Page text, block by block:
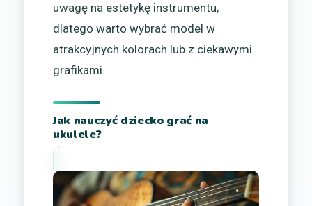
uwagę na estetykę instrumentu,
dlatego warto wybrać model w
atrakcyjnych kolorach lub z ciekawymi
grafikami.
Jak nauczyć dziecko grać na
ukulele?